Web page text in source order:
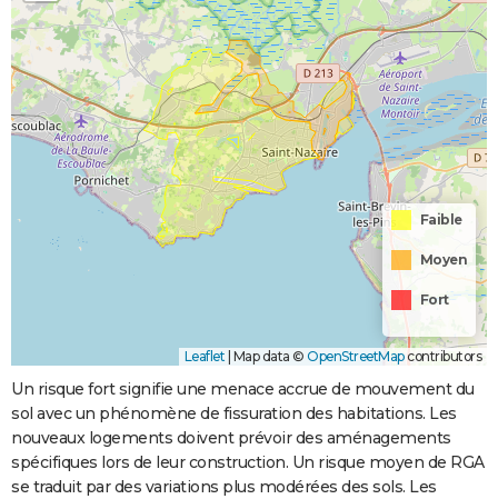
Faible
Moyen
Fort
Leaflet Map data © OpenStreetMapcontributors
Un risque fort signifie une menace accrue de mouvement du
sol avec un phénomène de fissuration des habitations. Les
nouveaux logements doivent prévoir des aménagements
spécifiques lors de leur construction. Un risque moyen de RGA
se traduit par des variations plus modérées des sols. Les